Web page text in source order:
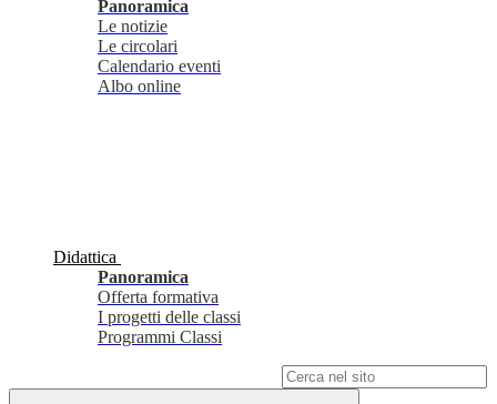
Panoramica
Le notizie
Le circolari
Calendario eventi
Albo online
Didattica
Panoramica
Offerta formativa
I progetti delle classi
Programmi Classi